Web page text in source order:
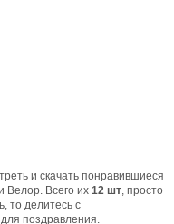
и скачать понравившиеся
Велор. Всего их 12 шт, просто
то делитесь с
поздравления.